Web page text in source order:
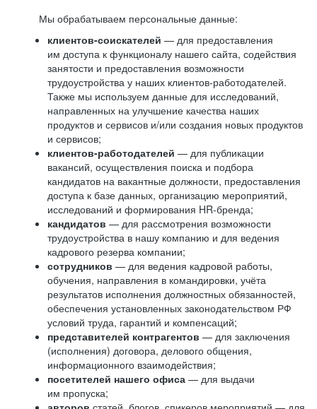
Мы обрабатываем персональные данные:
клиентов-соискателей — для предоставления
им доступа к функционалу нашего сайта, содействия
занятости и предоставления возможности
трудоустройства у наших клиентов-работодателей.
Также мы используем данные для исследований,
направленных на улучшение качества наших
продуктов и сервисов и/или создания новых продуктов
и сервисов;
клиентов-работодателей — для публикации
вакансий, осуществления поиска и подбора
кандидатов на вакантные должности, предоставления
доступа к базе данных, организацию мероприятий,
исследований и формирования HR-бренда;
кандидатов — для рассмотрения возможности
трудоустройства в нашу компанию и для ведения
кадрового резерва компании;
сотрудников — для ведения кадровой работы,
обучения, направления в командировки, учёта
результатов исполнения должностных обязанностей,
обеспечения установленных законодательством РФ
условий труда, гарантий и компенсаций;
представителей контрагентов — для заключения
(исполнения) договора, делового общения,
информационного взаимодействия;
посетителей нашего офиса — для выдачи
им пропуска;